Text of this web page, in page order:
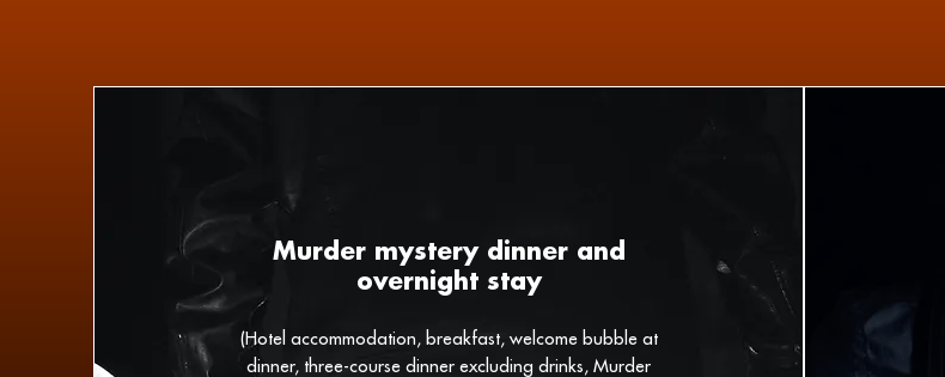
Murder mystery dinner and
overnight stay
(Hotel accommodation, breakfast, welcome bubble at
dinner, three-course dinner excluding drinks, Murder